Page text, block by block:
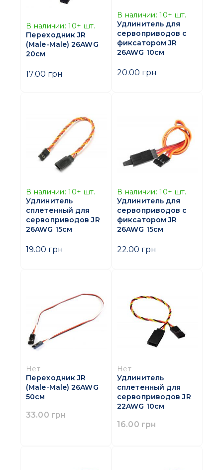
В наличии: 10+ шт.
Переходник JR
(Male-Male) 26AWG
20см
17.00 грн
В наличии: 10+ шт.
Удлинитель для
сервоприводов с
фиксатором JR
26AWG 10см
20.00 грн
В наличии: 10+ шт.
Удлинитель
сплетенный для
сервоприводов JR
26AWG 15см
19.00 грн
В наличии: 10+ шт.
Удлинитель для
сервоприводов с
фиксатором JR
26AWG 15см
22.00 грн
Нет
Переходник JR
(Male-Male) 26AWG
50см
33.00 грн
Нет
Удлинитель
сплетенный для
сервоприводов JR
22AWG 10см
16.00 грн